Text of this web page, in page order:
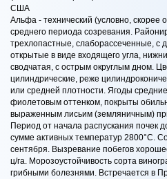
США
Альфа - технический (условно, скорее
среднего периода созревания.
трехлопастные, слаборассеченные,
открытые в виде входящего угла,
сводчатая, с острым округлым дном.
цилиндрические, реже
или средней плотности. Ягоды
фиолетовым оттенком, покрыты
выраженным лисьим (земляничным)
Период от начала распускания почек
сумме активных температур 2800°С.
сентября. Вызревание побегов
ц/га. Морозоустойчивость сорта
грибными болезнями. Встречается в